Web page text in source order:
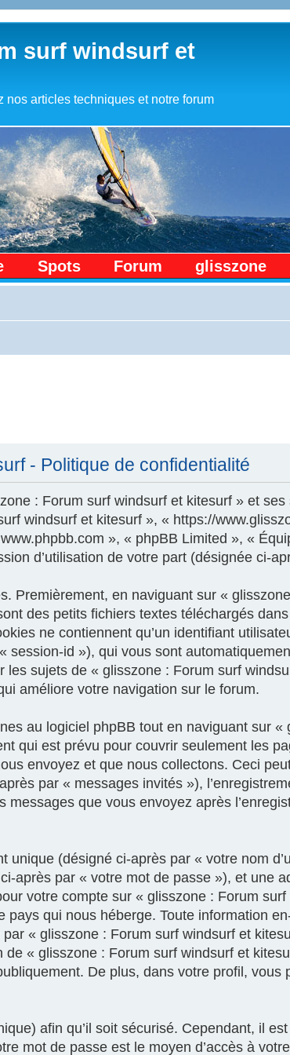
surf windsurf et
articles techniques et notre forum
Spots Forum glisszone
- Politique de confidentialité
: Forum surf windsurf et kitesurf » et
windsurf et kitesurf », « https://
», « phpBB Limited », «
d’utilisation de votre part (désignée ci-
Premièrement, en naviguant sur «
des petits fichiers textes téléchargés
ne contiennent qu’un identifiant
session-id »), qui vous sont
sujets de « glisszone : Forum surf
améliore votre navigation sur le forum.
au logiciel phpBB tout en naviguant sur
qui est prévu pour couvrir seulement les
envoyez et que nous collectons. Ceci
par « messages invités »),
que vous envoyez après
(désigné ci-après par « votre nom
après par « votre mot de passe »), et une
votre compte sur « glisszone : Forum
qui nous héberge. Toute information
« glisszone : Forum surf windsurf et
« glisszone : Forum surf windsurf et
De plus, dans votre profil, vous
afin qu’il soit sécurisé. Cependant, il
mot de passe est le moyen d’accès à